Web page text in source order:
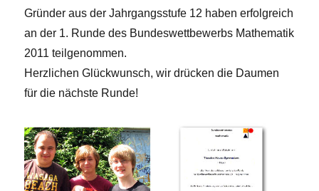
Gründer aus der Jahrgangsstufe 12 haben erfolgreich
an der 1. Runde des Bundeswettbewerbs Mathematik
2011 teilgenommen.
Herzlichen Glückwunsch, wir drücken die Daumen
für die nächste Runde!